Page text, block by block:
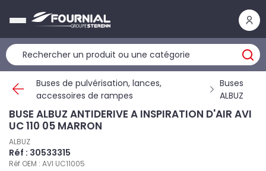
Buses de pulvérisation, lances,
accessoires de rampes
Buses
ALBUZ
BUSE ALBUZ ANTIDERIVE A INSPIRATION D'AIR AVI
UC 110 05 MARRON
ALBUZ
Réf : 30533315
Réf OEM : AVI UC11005